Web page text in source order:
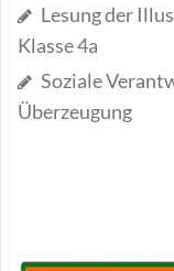
Lesung der
Klasse 4a
Soziale
Überzeugung